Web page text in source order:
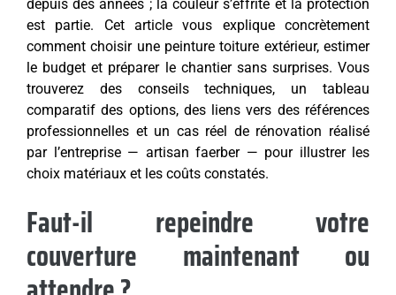
depuis des années ; la couleur s’effrite et la protection
est partie. Cet article vous explique concrètement
comment choisir une peinture toiture extérieur, estimer
le budget et préparer le chantier sans surprises. Vous
trouverez des conseils techniques, un tableau
comparatif des options, des liens vers des références
professionnelles et un cas réel de rénovation réalisé
par l’entreprise — artisan faerber — pour illustrer les
choix matériaux et les coûts constatés.
Faut-il repeindre votre
couverture maintenant ou